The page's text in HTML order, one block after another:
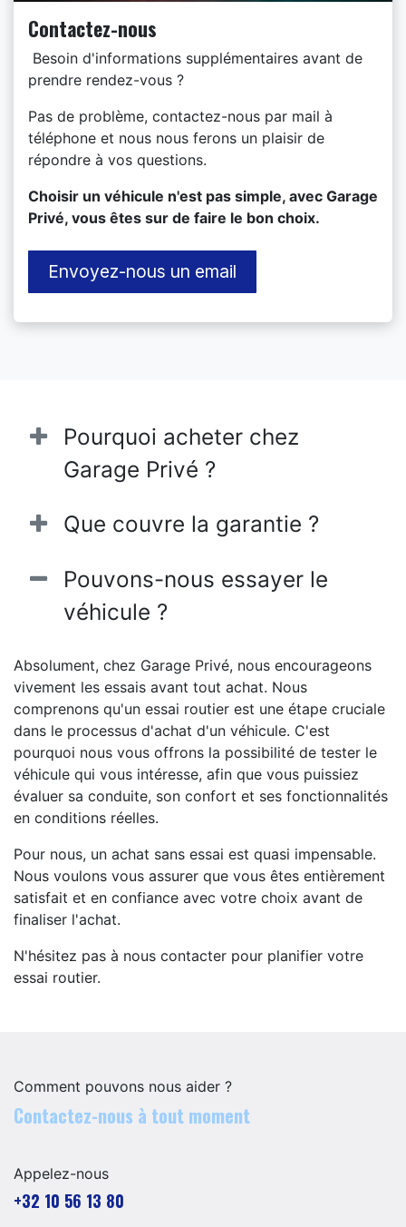
Contactez-nous
Besoin d'informations supplémentaires avant de
prendre rendez-vous ?
Pas de problème, contactez-nous par mail à
téléphone et nous nous ferons un plaisir de
répondre à vos questions.
​Choisir un véhicule n'est pas simple, avec Garage
Privé, vous êtes sur de faire le bon choix.
Envoyez-nous un email
Pourquoi acheter chez
Garage Privé ?
Que couvre la garantie ?
Pouvons-nous essayer le
véhicule ?
Absolument, chez Garage Privé, nous encourageons
vivement les essais avant tout achat. Nous
comprenons qu'un essai routier est une étape cruciale
dans le processus d'achat d'un véhicule. C'est
pourquoi nous vous offrons la possibilité de tester le
véhicule qui vous intéresse, afin que vous puissiez
évaluer sa conduite, son confort et ses fonctionnalités
en conditions réelles.
Pour nous, un achat sans essai est quasi impensable.
Nous voulons vous assurer que vous êtes entièrement
satisfait et en confiance avec votre choix avant de
finaliser l'achat.
N'hésitez pas à nous contacter pour planifier votre
essai routier.
Comment pouvons nous aider ?
Contactez-nous à tout moment
Appelez-nous
+32 10 56 13 80